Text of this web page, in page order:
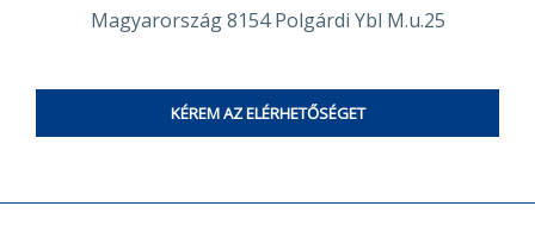
Magyarország 8154 Polgárdi Ybl M.u.25
KÉREM AZ ELÉRHETŐSÉGET